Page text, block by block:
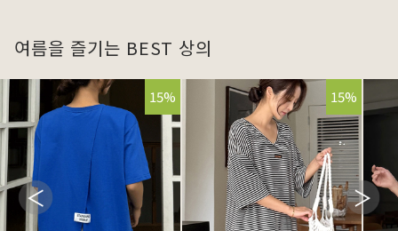
여름을 즐기는 BEST 상의
15% 15%